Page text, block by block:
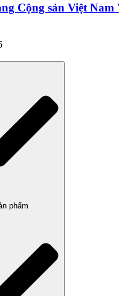
Cộng sản Việt Nam
phẩm